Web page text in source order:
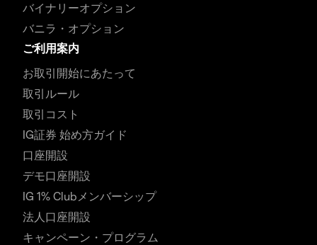
バイナリーオプション
バニラ・オプション
ご利用案内
お取引開始にあたって
取引ルール
取引コスト
IG証券 始め方ガイド
口座開設
デモ口座開設
IG 1% Clubメンバーシップ
法人口座開設
キャンペーン・プログラム